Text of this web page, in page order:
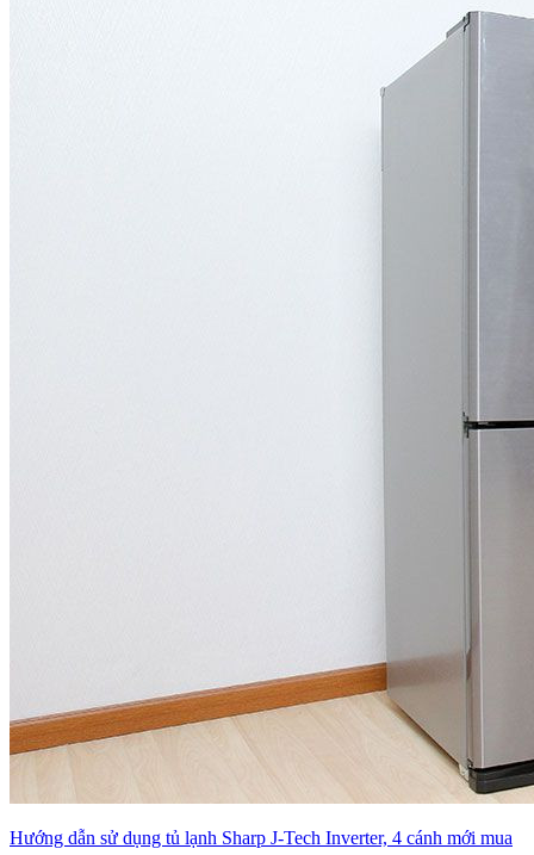
Hướng dẫn sử dụng tủ lạnh Sharp J-Tech Inverter, 4 cánh mới mua